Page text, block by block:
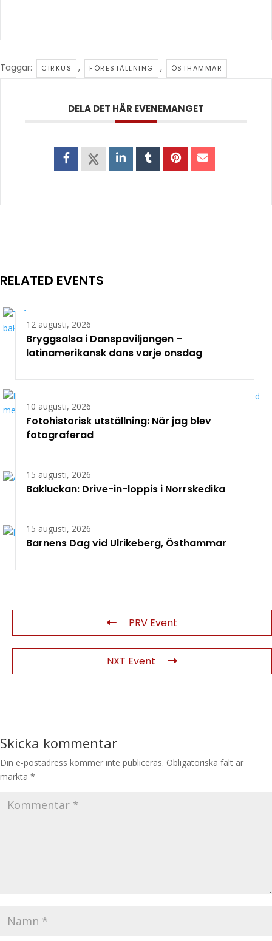
Taggar: CIRKUS , FÖRESTÄLLNING , ÖSTHAMMAR
DELA DET HÄR EVENEMANGET
RELATED EVENTS
12 augusti, 2026
Bryggsalsa i Danspaviljongen –
latinamerikansk dans varje onsdag
10 augusti, 2026
Fotohistorisk utställning: När jag blev
fotograferad
15 augusti, 2026
Bakluckan: Drive-in-loppis i Norrskedika
15 augusti, 2026
Barnens Dag vid Ulrikeberg, Östhammar
PRV Event
NXT Event
Skicka kommentar
Din e-postadress kommer inte publiceras. Obligatoriska fält är
märkta *